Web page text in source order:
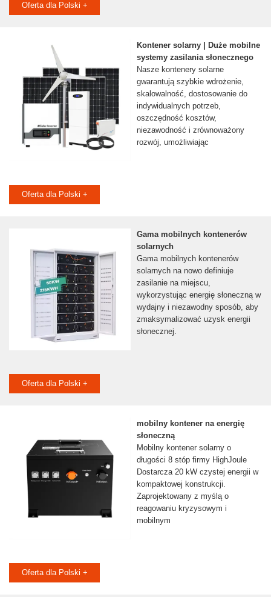
Oferta dla Polski +
Kontener solarny | Duże mobilne
systemy zasilania słonecznego
Nasze kontenery solarne
gwarantują szybkie wdrożenie,
skalowalność, dostosowanie do
indywidualnych potrzeb,
oszczędność kosztów,
niezawodność i zrównoważony
rozwój, umożliwiając
Oferta dla Polski +
Gama mobilnych kontenerów
solarnych
Gama mobilnych kontenerów
solarnych na nowo definiuje
zasilanie na miejscu,
wykorzystując energię słoneczną w
wydajny i niezawodny sposób, aby
zmaksymalizować uzysk energii
słonecznej.
Oferta dla Polski +
mobilny kontener na energię
słoneczną
Mobilny kontener solarny o
długości 8 stóp firmy HighJoule
Dostarcza 20 kW czystej energii w
kompaktowej konstrukcji.
Zaprojektowany z myślą o
reagowaniu kryzysowym i
mobilnym
Oferta dla Polski +